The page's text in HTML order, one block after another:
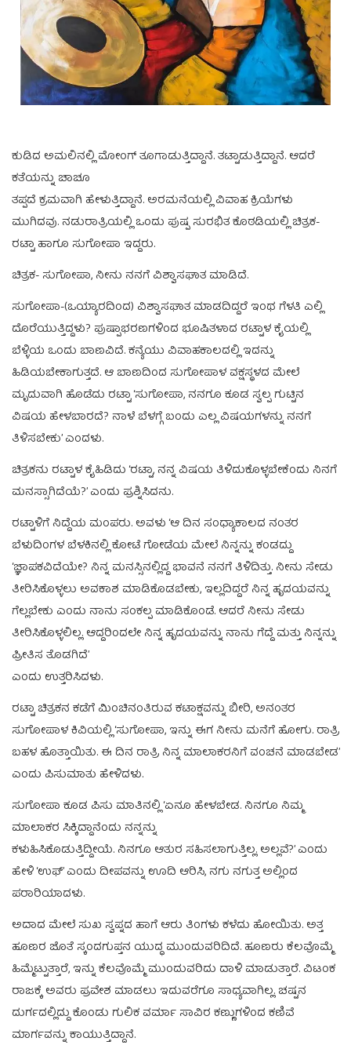
ಕುಡಿದ ಅಮಲಿನಲ್ಲಿ ಮೋಂಗ್ ತೂಗಾಡುತ್ತಿದ್ದಾನೆ. ತಟ್ಟಾಡುತ್ತಿದ್ದಾನೆ. ಆದರೆ
ಕತೆಯನ್ನು ಚಾಚೂ
ತಪ್ಪದೆ ಕ್ರಮವಾಗಿ ಹೇಳುತ್ತಿದ್ದಾನೆ. ಅರಮನೆಯಲ್ಲಿ ವಿವಾಹ ಕ್ರಿಯೆಗಳು
ಮುಗಿದವು. ನಡುರಾತ್ರಿಯಲ್ಲಿ ಒಂದು ಪುಷ್ಪ ಸುರಭಿತ ಕೊಠಡಿಯಲ್ಲಿ ಚಿತ್ರಕ-
ರಟ್ಟಾ ಹಾಗೂ ಸುಗೋಪಾ ಇದ್ದರು.
ಚಿತ್ರಕ- ಸುಗೋಪಾ, ನೀನು ನನಗೆ ವಿಶ್ವಾಸಘಾತ ಮಾಡಿದೆ.
ಸುಗೋಪಾ-(ಒಯ್ಯಾರದಿಂದ) ವಿಶ್ವಾಸಘಾತ ಮಾಡದಿದ್ದರೆ ಇಂಥ ಗೆಳತಿ ಎಲ್ಲಿ
ದೊರೆಯುತ್ತಿದ್ದಳು? ಪುಷ್ಪಾಭರಣಗಳಿಂದ ಭೂಷಿತಳಾದ ರಟ್ಟಾಳ ಕೈಯಲ್ಲಿ
ಬೆಳ್ಳಿಯ ಒಂದು ಬಾಣವಿದೆ. ಕನ್ಯೆಯು ವಿವಾಹಕಾಲದಲ್ಲಿ ಇದನ್ನು
ಹಿಡಿಯಬೇಕಾಗುತ್ತದೆ. ಆ ಬಾಣದಿಂದ ಸುಗೋಪಾಳ ವಕ್ಷಸ್ಥಳದ ಮೇಲೆ
ಮೃದುವಾಗಿ ಹೊಡೆದು ರಟ್ಟಾ ‘ಸುಗೋಪಾ, ನನಗೂ ಕೂಡ ಸ್ವಲ್ಪ ಗುಟ್ಟಿನ
ವಿಷಯ ಹೇಳಬಾರದೆ? ನಾಳೆ ಬೆಳಗ್ಗೆ ಬಂದು ಎಲ್ಲ ವಿಷಯಗಳನ್ನು ನನಗೆ
ತಿಳಿಸಬೇಕು’ ಎಂದಳು.
ಚಿತ್ರಕನು ರಟ್ಟಾಳ ಕೈಹಿಡಿದು ‘ರಟ್ಟಾ, ನನ್ನ ವಿಷಯ ತಿಳಿದುಕೊಳ್ಳಬೇಕೆಂದು ನಿನಗೆ
ಮನಸ್ಸಾಗಿದೆಯೆ?’ ಎಂದು ಪ್ರಶ್ನಿಸಿದನು.
ರಟ್ಟಾಳಿಗೆ ನಿದ್ದೆಯ ಮಂಪರು. ಅವಳು ‘ಆ ದಿನ ಸಂಧ್ಯಾಕಾಲದ ನಂತರ
ಬೆಳುದಿಂಗಳ ಬೆಳಕಿನಲ್ಲಿ ಕೋಟೆ ಗೋಡೆಯ ಮೇಲೆ ನಿನ್ನನ್ನು ಕಂಡದ್ದು
‘ಜ್ಞಾಪಕವಿದೆಯೇ? ನಿನ್ನ ಮನಸ್ಸಿನಲ್ಲಿದ್ದ ಭಾವನೆ ನನಗೆ ತಿಳಿದಿತ್ತು. ನೀನು ಸೇಡು
ತೀರಿಸಿಕೊಳ್ಳಲು ಅವಕಾಶ ಮಾಡಿಕೊಡಬೇಕು, ಇಲ್ಲದಿದ್ದರೆ ನಿನ್ನ ಹೃದಯವನ್ನು
ಗೆಲ್ಲಬೇಕು ಎಂದು ನಾನು ಸಂಕಲ್ಪ ಮಾಡಿಕೊಂಡೆ. ಆದರೆ ನೀನು ಸೇಡು
ತೀರಿಸಿಕೊಳ್ಳಲಿಲ್ಲ. ಆದ್ದರಿಂದಲೇ ನಿನ್ನ ಹೃದಯವನ್ನು ನಾನು ಗೆದ್ದೆ ಮತ್ತು ನಿನ್ನನ್ನು
ಪ್ರೀತಿಸ ತೊಡಗಿದೆ’
ಎಂದು ಉತ್ತರಿಸಿದಳು.
ರಟ್ಟಾ ಚಿತ್ರಕನ ಕಡೆಗೆ ಮಿಂಚಿನಂತಿರುವ ಕಟಾಕ್ಷವನ್ನು ಬೀರಿ, ಅನಂತರ
ಸುಗೋಪಾಳ ಕಿವಿಯಲ್ಲಿ ‘ಸುಗೋಪಾ, ಇನ್ನು ಈಗ ನೀನು ಮನೆಗೆ ಹೋಗು. ರಾತ್ರಿ
ಬಹಳ ಹೊತ್ತಾಯಿತು. ಈ ದಿನ ರಾತ್ರಿ ನಿನ್ನ ಮಾಲಾಕರನಿಗೆ ವಂಚನೆ ಮಾಡಬೇಡ’
ಎಂದು ಪಿಸುಮಾತು ಹೇಳಿದಳು.
ಸುಗೋಪಾ ಕೂಡ ಪಿಸು ಮಾತಿನಲ್ಲಿ ‘ಏನೂ ಹೇಳಬೇಡ. ನಿನಗೂ ನಿಮ್ಮ
ಮಾಲಾಕರ ಸಿಕ್ಕಿದ್ದಾನೆಂದು ನನ್ನನ್ನು
ಕಳುಹಿಸಿಕೊಡುತ್ತಿದ್ದೀಯೆ. ನಿನಗೂ ಆತುರ ಸಹಿಸಲಾಗುತ್ತಿಲ್ಲ. ಅಲ್ಲವೆ?’ ಎಂದು
ಹೇಳಿ ‘ಉಫ್’ ಎಂದು ದೀಪವನ್ನು ಊದಿ ಆರಿಸಿ, ನಗು ನಗುತ್ತ ಅಲ್ಲಿಂದ
ಪರಾರಿಯಾದಳು.
ಅದಾದ ಮೇಲೆ ಸುಖ ಸ್ವಪ್ನದ ಹಾಗೆ ಆರು ತಿಂಗಳು ಕಳೆದು ಹೋಯಿತು. ಅತ್ತ
ಹೂಣರ ಜೊತೆ ಸ್ಕಂದಗುಪ್ತನ ಯುದ್ಧ ಮುಂದುವರಿದಿದೆ. ಹೂಣರು ಕೆಲವೊಮ್ಮೆ
ಹಿಮ್ಮೆಟ್ಟುತ್ತಾರೆ, ಇನ್ನು ಕೆಲವೊಮ್ಮೆ ಮುಂದುವರಿದು ದಾಳಿ ಮಾಡುತ್ತಾರೆ. ವಿಟಂಕ
ರಾಜಕ್ಕೆ ಅವರು ಪ್ರವೇಶ ಮಾಡಲು ಇದುವರೆಗೂ ಸಾಧ್ಯವಾಗಿಲ್ಲ. ಚಷ್ಟನ
ದುರ್ಗದಲ್ಲಿದ್ದು ಕೊಂಡು ಗುಲಿಕ ವರ್ಮಾ ಸಾವಿರ ಕಣ್ಣುಗಳಿಂದ ಕಣಿವೆ
ಮಾರ್ಗವನ್ನು ಕಾಯುತ್ತಿದ್ದಾನೆ.